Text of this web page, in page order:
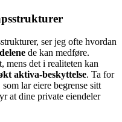
ser jeg ofte hvordan
de kan medføre.
mens det i realiteten kan
aktiva-beskyttelse. Ta for
lar eiere begrense sitt
at dine private eiendeler